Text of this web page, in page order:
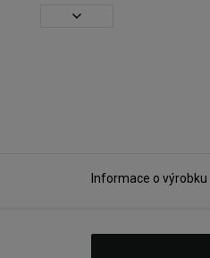
Informace o výrobku